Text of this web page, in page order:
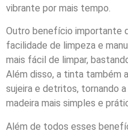
vibrante por mais tempo.
Outro benefício importante
facilidade de limpeza e
mais fácil de limpar,
Além disso, a tinta também
sujeira e detritos, tornando
madeira mais simples e
Além de todos esses